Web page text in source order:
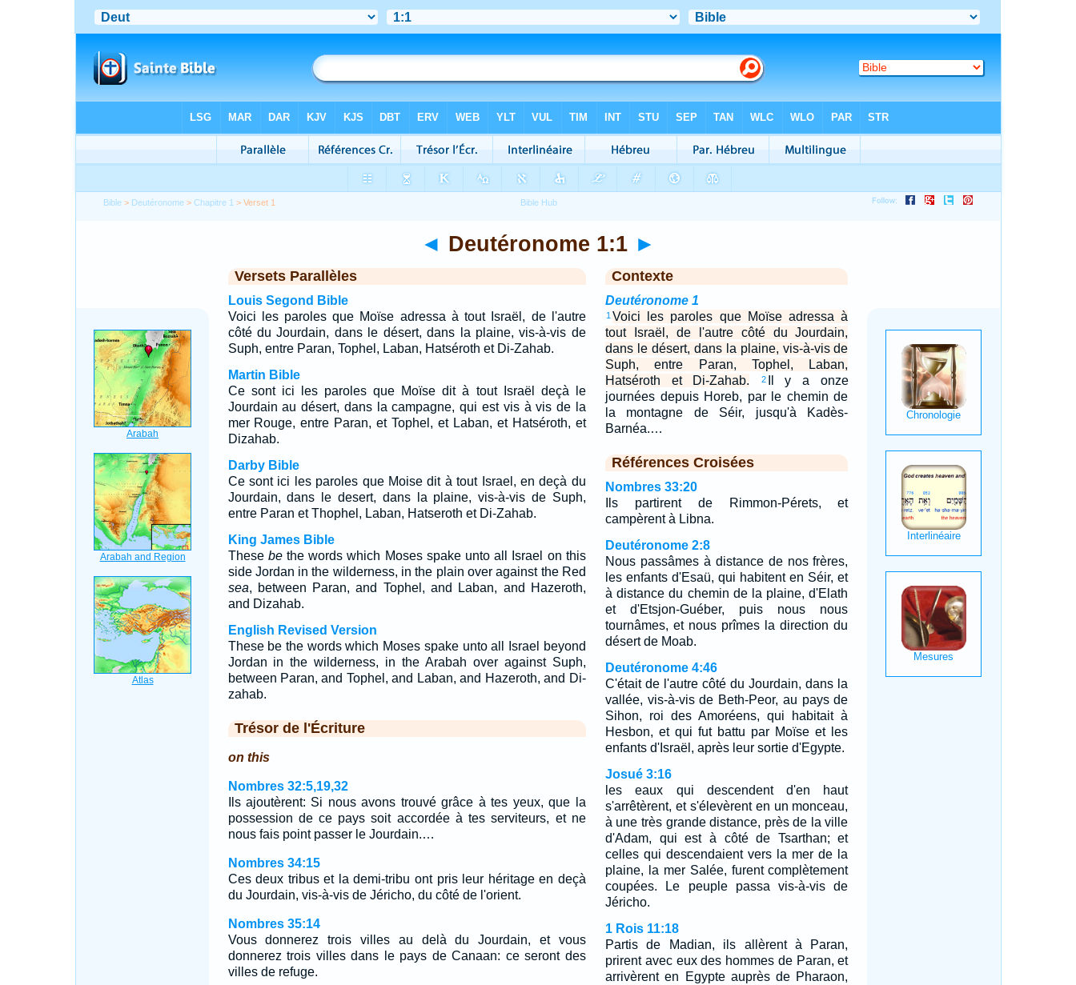
Bible > Deutéronome >Chapitre 1 > Verset 1
◄ Deutéronome 1:1 ►
Versets Parallèles
Louis Segond Bible
Voici les paroles que Moïse adressa à tout Israël, de l'autre
côté du Jourdain, dans le désert, dans la plaine, vis-à-vis de
Suph, entre Paran, Tophel, Laban, Hatséroth et Di-Zahab.
Martin Bible
Ce sont ici les paroles que Moïse dit à tout Israël deçà le
Jourdain au désert, dans la campagne, qui est vis à vis de la
mer Rouge, entre Paran, et Tophel, et Laban, et Hatséroth, et
Dizahab.
Darby Bible
Ce sont ici les paroles que Moise dit à tout Israel, en deçà du
Jourdain, dans le desert, dans la plaine, vis-à-vis de Suph,
entre Paran et Thophel, Laban, Hatseroth et Di-Zahab.
King James Bible
These bethe words which Moses spake unto all Israel on this
side Jordan in the wilderness, in the plain over against the Red
sea, between Paran, and Tophel, and Laban, and Hazeroth,
and Dizahab.
English Revised Version
These be the words which Moses spake unto all Israel beyond
Jordan in the wilderness, in the Arabah over against Suph,
between Paran, and Tophel, and Laban, and Hazeroth, and Di-
zahab.
Trésor de l'Écriture
on this
Nombres 32:5,19,32
Ils ajoutèrent: Si nous avons trouvé grâce à tes yeux, que la
possession de ce pays soit accordée à tes serviteurs, et ne
nous fais point passer le Jourdain.…
Nombres 34:15
Ces deux tribus et la demi-tribu ont pris leur héritage en deçà
du Jourdain, vis-à-vis de Jéricho, du côté de l'orient.
Nombres 35:14
Vous donnerez trois villes au delà du Jourdain, et vous
donnerez trois villes dans le pays de Canaan: ce seront des
villes de refuge.
Contexte
Deutéronome 1
1 Voici les paroles que Moïse adressa à
tout Israël, de l'autre côté du Jourdain,
dans le désert, dans la plaine, vis-à-vis de
Suph, entre Paran, Tophel, Laban,
Hatséroth et Di-Zahab.
2
Il y a onze
journées depuis Horeb, par le chemin de
la montagne de Séir, jusqu'à Kadès-
Barnéa.…
Références Croisées
Nombres 33:20
Ils partirent de Rimmon-Pérets, et
campèrent à Libna.
Deutéronome 2:8
Nous passâmes à distance de nos frères,
les enfants d'Esaü, qui habitent en Séir, et
à distance du chemin de la plaine, d'Elath
et d'Etsjon-Guéber, puis nous nous
tournâmes, et nous prîmes la direction du
désert de Moab.
Deutéronome 4:46
C'était de l'autre côté du Jourdain, dans la
vallée, vis-à-vis de Beth-Peor, au pays de
Sihon, roi des Amoréens, qui habitait à
Hesbon, et qui fut battu par Moïse et les
enfants d'Israël, après leur sortie d'Egypte.
Josué 3:16
les eaux qui descendent d'en haut
s'arrêtèrent, et s'élevèrent en un monceau,
à une très grande distance, près de la ville
d'Adam, qui est à côté de Tsarthan; et
celles qui descendaient vers la mer de la
plaine, la mer Salée, furent complètement
coupées. Le peuple passa vis-à-vis de
Jéricho.
1 Rois 11:18
Partis de Madian, ils allèrent à Paran,
prirent avec eux des hommes de Paran, et
arrivèrent en Egypte auprès de Pharaon,